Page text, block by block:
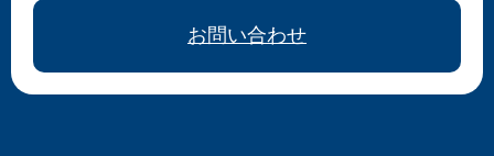
お問い合わせ